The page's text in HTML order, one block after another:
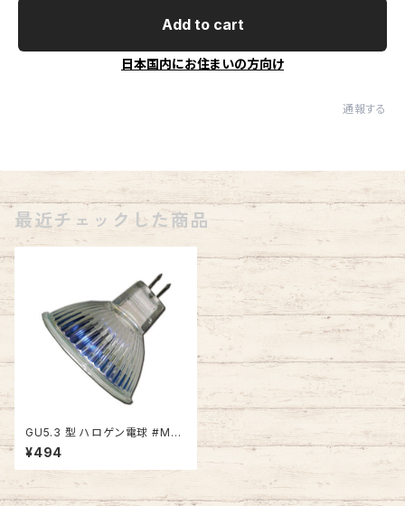
Add to cart
日本国内にお住まいの方向け
通報する
最近チェックした商品
GU5.3 型 ハロゲン電球 #MR1
6-20
¥494